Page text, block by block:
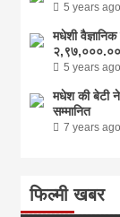
5 years ago
मधेशी
२,९७,०००.००
5 years ago
मधेश की बेटी ने
सम्मानित
7 years ago
फिल्मी खबर